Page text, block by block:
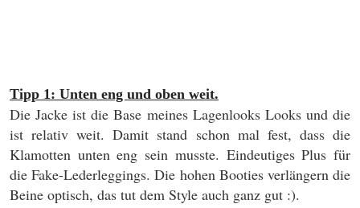
Tipp 1: Unten eng und oben weit.
Die Jacke ist die Base meines Lagenlooks Looks und die
ist relativ weit. Damit stand schon mal fest, dass die
Klamotten unten eng sein musste. Eindeutiges Plus für
die Fake-Lederleggings. Die hohen Booties verlängern die
Beine optisch, das tut dem Style auch ganz gut :).